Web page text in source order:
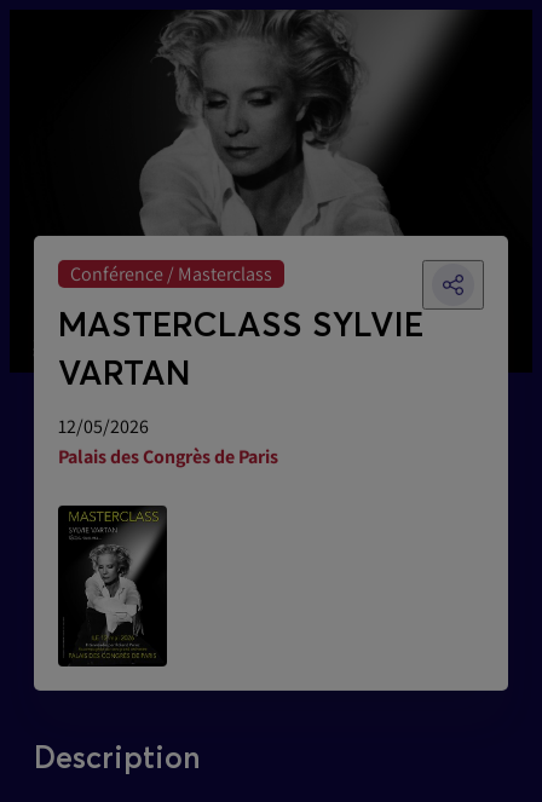
Conférence / Masterclass
MASTERCLASS SYLVIE
VARTAN
12/05/2026
Palais des Congrès de Paris
Description